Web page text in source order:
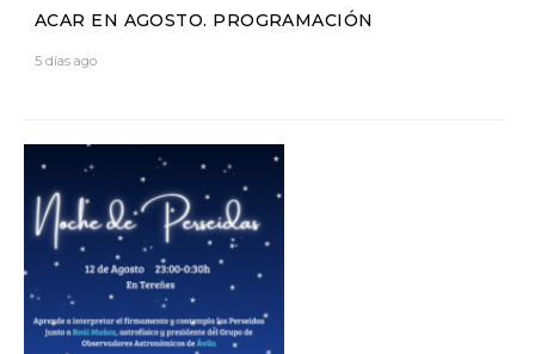
ACAR EN AGOSTO. PROGRAMACIÓN
5 días ago